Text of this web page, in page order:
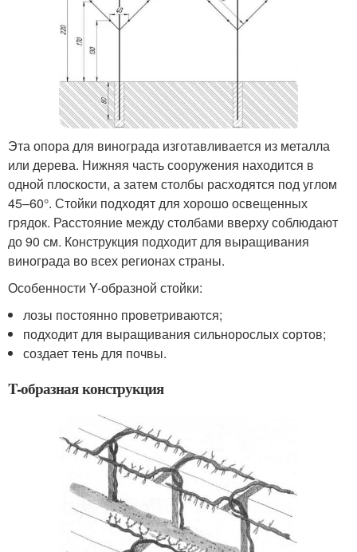
Эта опора для винограда изготавливается из металла
или дерева. Нижняя часть сооружения находится в
одной плоскости, а затем столбы расходятся под углом
45–60°. Стойки подходят для хорошо освещенных
грядок. Расстояние между столбами вверху соблюдают
до 90 см. Конструкция подходит для выращивания
винограда во всех регионах страны.
Особенности Y-образной стойки:
лозы постоянно проветриваются;
подходит для выращивания сильнорослых сортов;
создает тень для почвы.
T-образная конструкция